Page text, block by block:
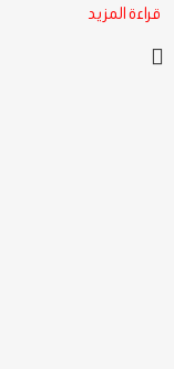
قراءة المزيد